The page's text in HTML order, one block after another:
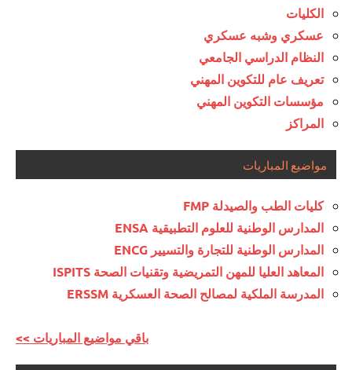
الكليات
عسكري وشبه عسكري
النظام الدراسي الجامعي
تعريف عام للتكوين المهني
مؤسسات التكوين المهني
المراكز
مواضيع المباريات
كليات الطب والصيدلة FMP
المدارس الوطنية للعلوم التطبيقية ENSA
المدارس الوطنية للتجارة والتسيير ENCG
المعاهد العليا للمهن التمريضية وتقنيات الصحة ISPITS
المدرسة الملكية لمصالح الصحة العسكرية ERSSM
<< باقي مواضيع المباريات